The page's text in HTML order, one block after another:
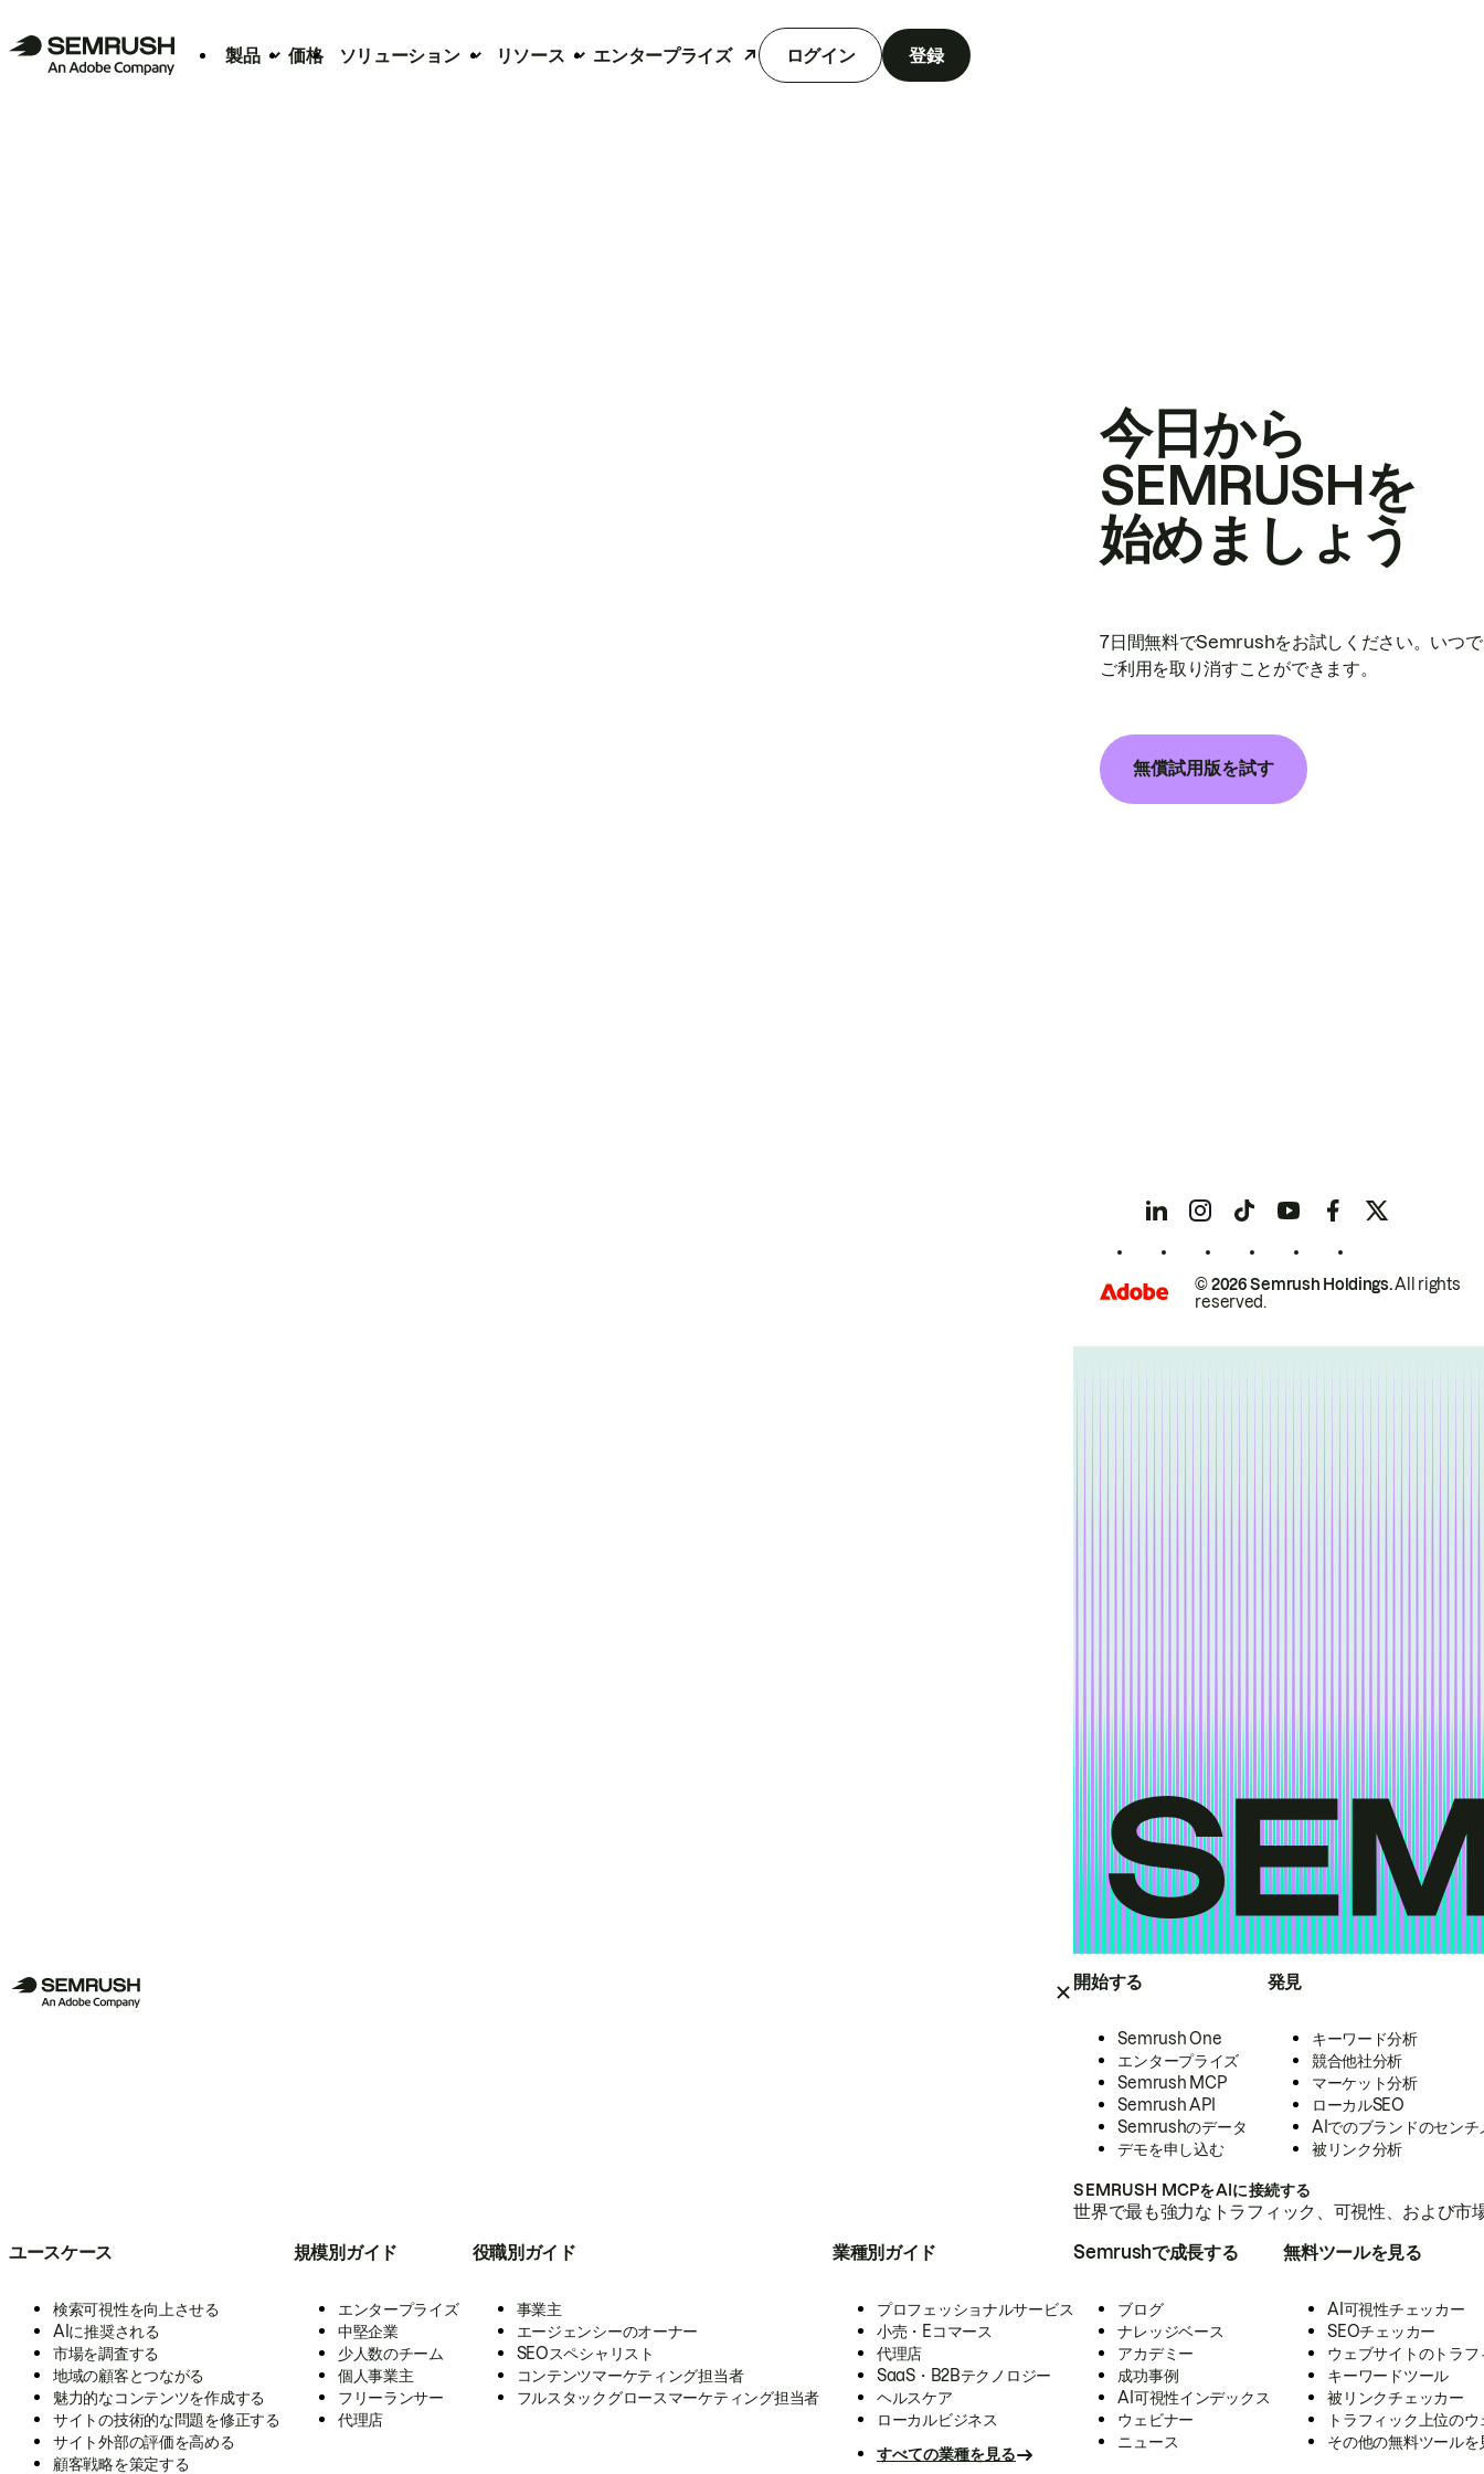
製品 価格 ソリューション リソース エンタープライズ ログイン 登録
開始する
Semrush One
エンタープライズ
Semrush MCP
Semrush API
Semrushのデータ
デモを申し込む
発見
キーワード分析
競合他社分析
マーケット分析
ローカルSEO
AIでのブランドのセンチ
被リンク分析
SEMRUSH MCPをAIに接続する
世界で最も強力なトラフィック、可視性、および
ユースケース
検索可視性を向上させる
AIに推奨される
市場を調査する
地域の顧客とつながる
魅力的なコンテンツを作成する
サイトの技術的な問題を修正する
サイト外部の評価を高める
顧客戦略を策定する
規模別ガイド
エンタープライズ
中堅企業
少人数のチーム
個人事業主
フリーランサー
代理店
役職別ガイド
事業主
エージェンシーのオーナー
SEOスペシャリスト
コンテンツマーケティング担当者
フルスタックグロースマーケティング担当者
業種別ガイド
プロフェッショナルサービス
小売・Eコマース
代理店
SaaS・B2Bテクノロジー
ヘルスケア
ローカルビジネス
すべての業種を見る
Semrushで成長する
ブログ
ナレッジベース
アカデミー
成功事例
AI可視性インデックス
ウェビナー
ニュース
無料ツールを見る
AI可視性チェッカー
SEOチェッカー
ウェブサイトのトラ
キーワードツール
被リンクチェッカー
トラフィック上位の
その他の無料ツールを
今日から
SEMRUSHを
始めましょう
7日間無料でSemrushをお試しください。いつ
ご利用を取り消すことができます。
無償試用版を試す
© 2026 Semrush Holdings.All rights
reserved.